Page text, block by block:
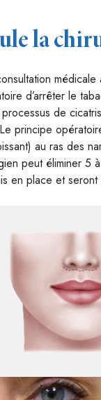
la
d’arrêter le
de
principe
au ras des
peut éliminer 5
en place et